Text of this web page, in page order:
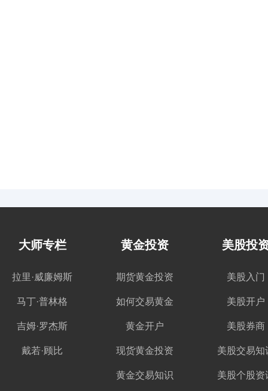
大师专栏
拉里·威廉姆斯
马丁·普林格
吉姆·罗杰斯
戴若·顾比
黄金投资
期货黄金投资
如何交易黄金
黄金开户
现货黄金投资
黄金交易知识
美股投
美股入门
美股开户
美股券商
美股交易知
美股个股资